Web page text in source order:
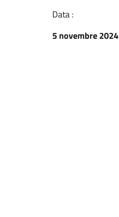
Data :
5 novembre 2024